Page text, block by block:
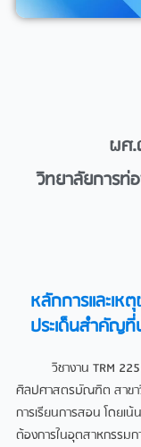
ผศ.
วิทยาลัยการท่
หลักการและเ
ประเด็นสำคัญที่
วิชางาน TRM 225
ศิลปศาสตรบัณฑิต สาขา
การเรียนการสอน โดยเ
ต้องการในอุตสาหกรรมก